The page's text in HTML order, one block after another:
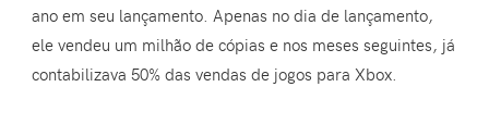
ano em seu lançamento. Apenas no dia de lançamento,
ele vendeu um milhão de cópias e nos meses seguintes, já
contabilizava 50% das vendas de jogos para Xbox.